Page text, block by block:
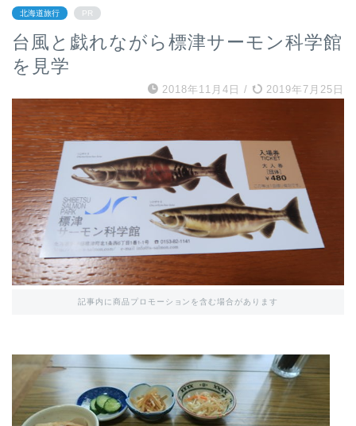
北海道旅行 PR
台風と戯れながら標津サーモン科学館
を見学
2018年11月4日 / 2019年7月25日
記事内に商品プロモーションを含む場合があります